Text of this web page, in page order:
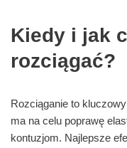
Kiedy i jak
rozciągać?
Rozciąganie to
ma na celu poprawę
kontuzjom. Najlepsze